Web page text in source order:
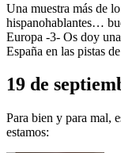
Una muestra más de
hispanohablantes…
Europa -3- Os doy
España en las pistas
19 de
Para bien y para mal,
estamos: